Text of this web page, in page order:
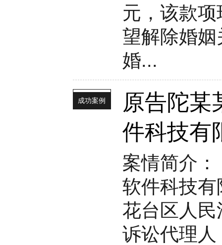
元，该款
望解除婚
婚...
成功案例
原告陀某
件科技有
案情简介
软件科技
花台区人
诉讼代理